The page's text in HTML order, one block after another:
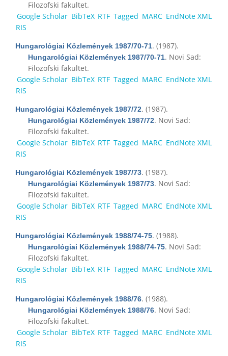
Filozofski fakultet.
Google Scholar BibTeX RTF Tagged MARC EndNote XML
RIS
Hungarológiai Közlemények 1987/70-71. (1987).
Hungarológiai Közlemények 1987/70-71. Novi Sad:
Filozofski fakultet.
Google Scholar BibTeX RTF Tagged MARC EndNote XML
RIS
Hungarológiai Közlemények 1987/72. (1987).
Hungarológiai Közlemények 1987/72. Novi Sad:
Filozofski fakultet.
Google Scholar BibTeX RTF Tagged MARC EndNote XML
RIS
Hungarológiai Közlemények 1987/73. (1987).
Hungarológiai Közlemények 1987/73. Novi Sad:
Filozofski fakultet.
Google Scholar BibTeX RTF Tagged MARC EndNote XML
RIS
Hungarológiai Közlemények 1988/74-75. (1988).
Hungarológiai Közlemények 1988/74-75. Novi Sad:
Filozofski fakultet.
Google Scholar BibTeX RTF Tagged MARC EndNote XML
RIS
Hungarológiai Közlemények 1988/76. (1988).
Hungarológiai Közlemények 1988/76. Novi Sad:
Filozofski fakultet.
Google Scholar BibTeX RTF Tagged MARC EndNote XML
RIS